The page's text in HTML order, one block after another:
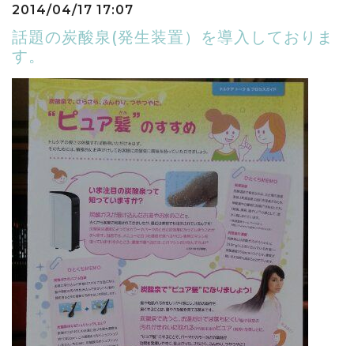
2014/04/17 17:07
話題の炭酸泉(発生装置）を導入しておりま
す。